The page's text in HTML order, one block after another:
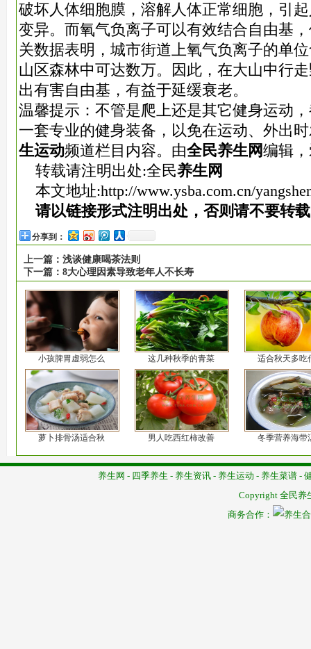
破坏人体细胞膜，溶解人体正常细胞，引
变异。而氧气负离子可以有效结合自由基
关数据表明，城市街道上氧气负离子的单
山区森林中可达数万。因此，在大山中行
出有害自由基，有益于延缓衰老。
温馨提示：不管是爬上还是其它健身运动
一套专业的健身装备，以免在运动、外出
生运动频道栏目内容。由全民养生网编辑
转载请注明出处:全民养生网
本文地址:http://www.ysba.com.cn/
请以链接形式注明出处，否则请不要转
分享到：
上一篇： 浅谈健康喝茶法则
下一篇： 8大心理因素导致老年人不长寿
小孩脾胃虚弱怎么 这几种秋季的青菜 适合秋天多吃
萝卜排骨汤适合秋 男人吃西红柿改善 冬季营养海带
养生网 - 四季养生 - 养生资讯 - 养生运动 - 养生菜谱 -
Copyright 全民养
商务合作：